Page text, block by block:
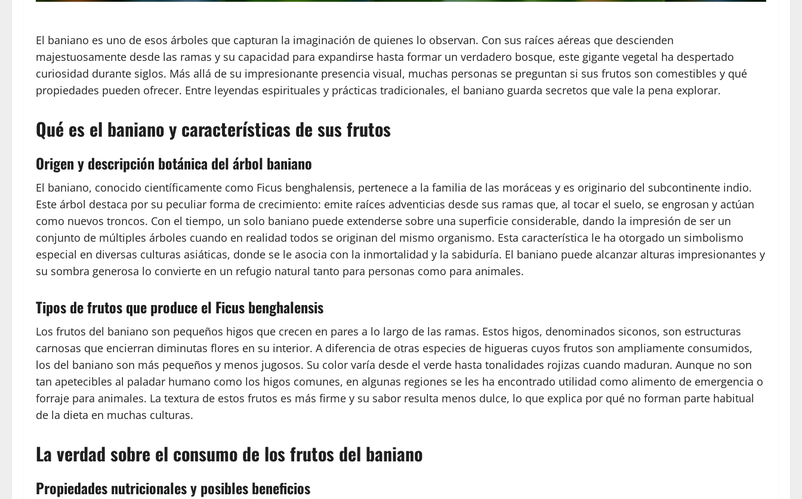
El baniano es uno de esos árboles que capturan la imaginación de quienes lo observan. Con sus raíces aéreas que descienden
majestuosamente desde las ramas y su capacidad para expandirse hasta formar un verdadero bosque, este gigante vegetal ha despertado
curiosidad durante siglos. Más allá de su impresionante presencia visual, muchas personas se preguntan si sus frutos son comestibles y qué
propiedades pueden ofrecer. Entre leyendas espirituales y prácticas tradicionales, el baniano guarda secretos que vale la pena explorar.
Qué es el baniano y características de sus frutos
Origen y descripción botánica del árbol baniano
El baniano, conocido científicamente como Ficus benghalensis, pertenece a la familia de las moráceas y es originario del subcontinente indio.
Este árbol destaca por su peculiar forma de crecimiento: emite raíces adventicias desde sus ramas que, al tocar el suelo, se engrosan y actúan
como nuevos troncos. Con el tiempo, un solo baniano puede extenderse sobre una superficie considerable, dando la impresión de ser un
conjunto de múltiples árboles cuando en realidad todos se originan del mismo organismo. Esta característica le ha otorgado un simbolismo
especial en diversas culturas asiáticas, donde se le asocia con la inmortalidad y la sabiduría. El baniano puede alcanzar alturas impresionantes y
su sombra generosa lo convierte en un refugio natural tanto para personas como para animales.
Tipos de frutos que produce el Ficus benghalensis
Los frutos del baniano son pequeños higos que crecen en pares a lo largo de las ramas. Estos higos, denominados siconos, son estructuras
carnosas que encierran diminutas flores en su interior. A diferencia de otras especies de higueras cuyos frutos son ampliamente consumidos,
los del baniano son más pequeños y menos jugosos. Su color varía desde el verde hasta tonalidades rojizas cuando maduran. Aunque no son
tan apetecibles al paladar humano como los higos comunes, en algunas regiones se les ha encontrado utilidad como alimento de emergencia o
forraje para animales. La textura de estos frutos es más firme y su sabor resulta menos dulce, lo que explica por qué no forman parte habitual
de la dieta en muchas culturas.
La verdad sobre el consumo de los frutos del baniano
Propiedades nutricionales y posibles beneficios